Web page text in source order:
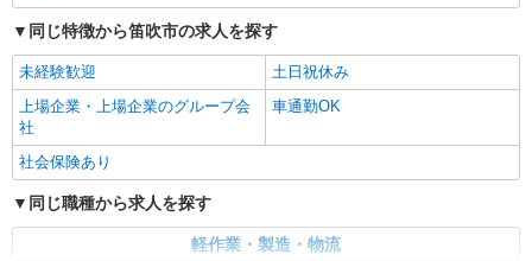
同じ特徴から笛吹市の求人を探す
未経験歓迎
土日祝休み
上場企業・上場企業のグループ会
社
車通勤OK
社会保険あり
同じ職種から求人を探す
軽作業・製造・物流